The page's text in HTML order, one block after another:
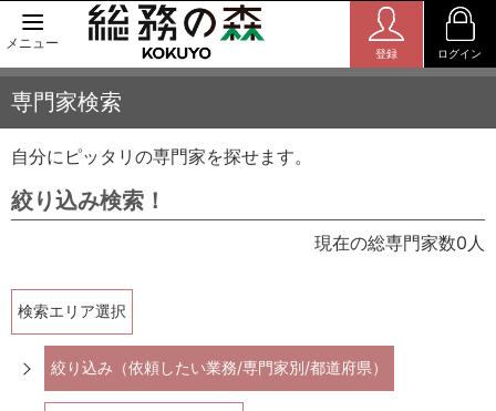
メニュー
登録 ログイン
専門家検索
自分にピッタリの専門家を探せます。
絞り込み検索！
現在の総専門家数0人
検索エリア選択
絞り込み（依頼したい業務/専門家別/都道府県）